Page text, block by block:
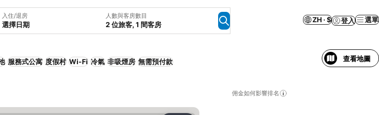
入住/退房
選擇日期
人數與客房數目
2 位旅客, 1 間客房
ZH · $ 登入 選單
服務式公寓 度假村 Wi-Fi 冷氣 非吸煙房 無需預付款 查看地圖
佣金如何影響排名